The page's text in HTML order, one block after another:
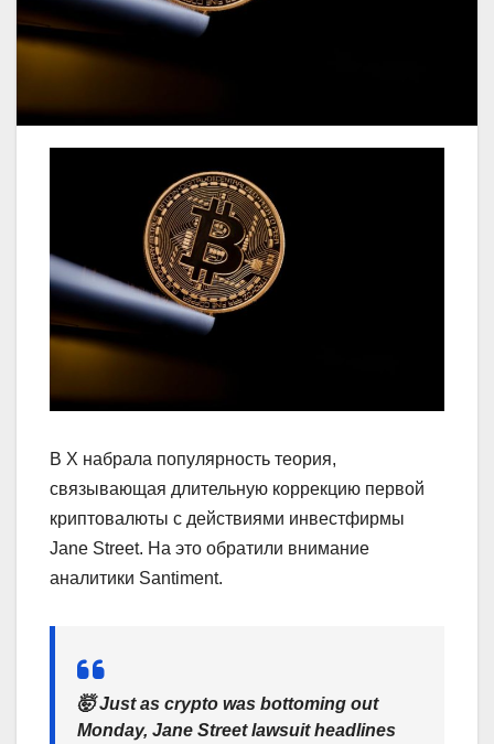
В X набрала популярность теория,
связывающая длительную коррекцию первой
криптовалюты с действиями инвестфирмы
Jane Street. На это обратили внимание
аналитики Santiment.
🤯 Just as crypto was bottoming out
Monday, Jane Street lawsuit headlines